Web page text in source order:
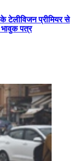
टेलीविजन प्रीमियर से
पत्र